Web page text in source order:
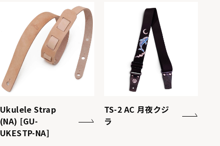
Ukulele Strap
(NA) [GU-
UKESTP-NA]
TS-2 AC 月夜クジ
ラ